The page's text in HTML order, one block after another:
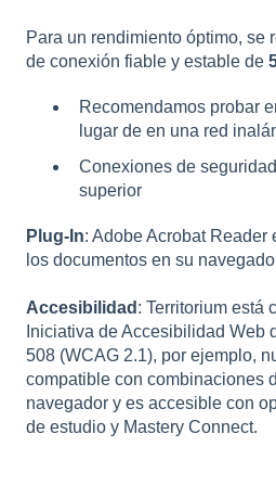
Para un rendimiento óptimo, se
de conexión fiable y estable de
Recomendamos probar
lugar de en una red
Conexiones de
superior
Plug-In: Adobe Acrobat Reader
los documentos en su
Accesibilidad : Territorium está
Iniciativa de Accesibilidad Web
508 (WCAG 2.1), por ejemplo,
compatible con combinaciones
navegador y es accesible con
de estudio y Mastery Connect.